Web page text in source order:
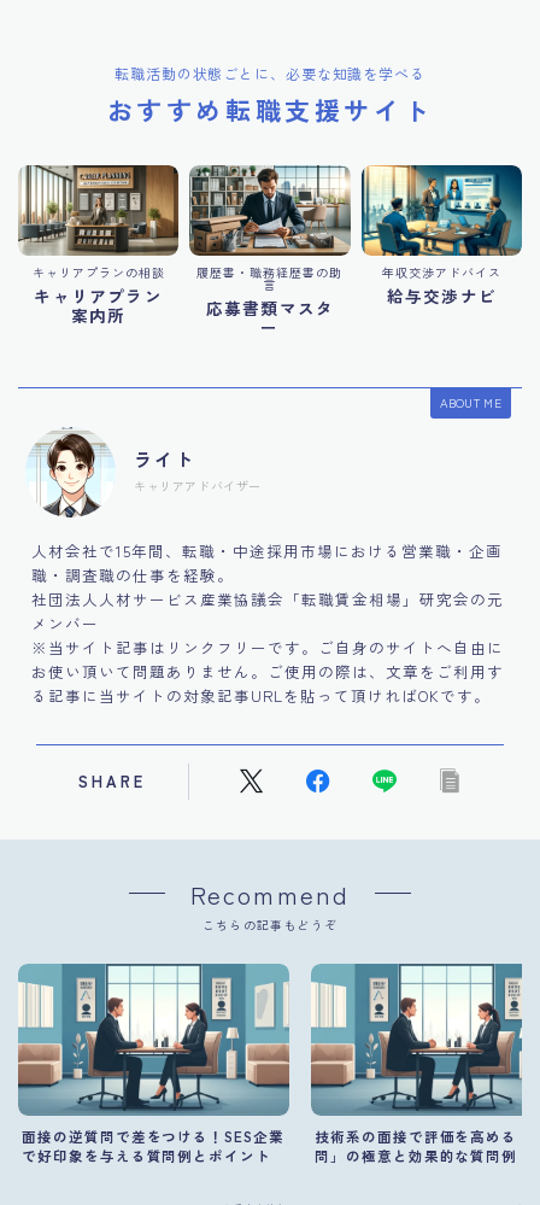
転職活動の状態ごとに、必要な知識を学べる
おすすめ転職支援サイト
キャリアプランの相談
キャリアプラン
案内所
履歴書・職務経歴書の助
言
応募書類マスタ
ー
年収交渉アドバイス
給与交渉ナビ
ABOUT ME
ライト
キャリアアドバイザー
人材会社で15年間、転職・中途採用市場における営業職・企画
職・調査職の仕事を経験。
社団法人人材サービス産業協議会「転職賃金相場」研究会の元
メンバー
※当サイト記事はリンクフリーです。ご自身のサイトへ自由に
お使い頂いて問題ありません。ご使用の際は、文章をご利用す
る記事に当サイトの対象記事URLを貼って頂ければOKです。
SHARE
Recommend
こちらの記事もどうぞ
面接の逆質問で差をつける！SES企業
で好印象を与える質問例とポイント
技術系の面接で評価を高める「
問」の極意と効果的な質問例